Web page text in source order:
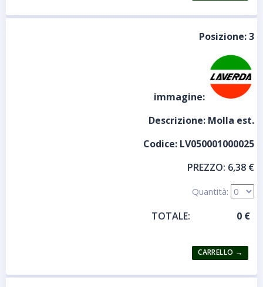
Posizione:3
immagine:
Descrizione: Molla est.
Codice: LV050001000025
PREZZO: 6,38 €
Quantità:
TOTALE: